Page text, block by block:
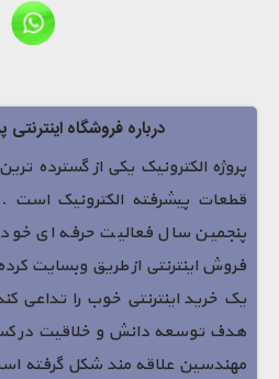
درباره فروشگاه اینترنتی
پروژه الکترونیک یکی از گسترده
قطعات پیشرفته الکترونیک است
پنجمین سال فعالیت حرفه ای
فروش اینترنتی از طریق وبسایت
یک خرید اینترنتی خوب را تداعی
هدف توسعه دانش و خلاقیت در
مهندسین علاقه مند شکل گرفته